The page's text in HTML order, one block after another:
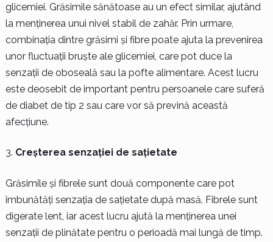
glicemiei. Grăsimile sănătoase au un efect similar, ajutând
la menținerea unui nivel stabil de zahăr. Prin urmare,
combinația dintre grăsimi și fibre poate ajuta la prevenirea
unor fluctuații bruște ale glicemiei, care pot duce la
senzații de oboseală sau la pofte alimentare. Acest lucru
este deosebit de important pentru persoanele care suferă
de diabet de tip 2 sau care vor să prevină această
afecțiune.
Creșterea senzației de sațietate
Grăsimile și fibrele sunt două componente care pot
îmbunătăți senzația de sațietate după masă. Fibrele sunt
digerate lent, iar acest lucru ajută la menținerea unei
senzații de plinătate pentru o perioadă mai lungă de timp.